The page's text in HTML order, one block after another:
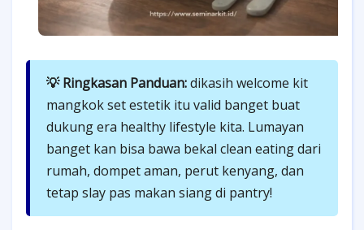
💡 Ringkasan Panduan:dikasih welcome kit
mangkok set estetik itu valid banget buat
dukung era healthy lifestyle kita. Lumayan
banget kan bisa bawa bekal clean eating dari
rumah, dompet aman, perut kenyang, dan
tetap slay pas makan siang di pantry!